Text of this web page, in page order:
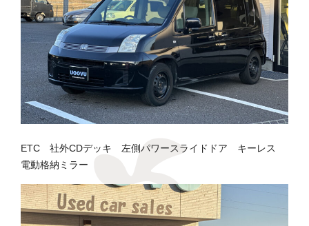
ETC 社外CDデッキ 左側パワースライドドア キーレス
電動格納ミラー